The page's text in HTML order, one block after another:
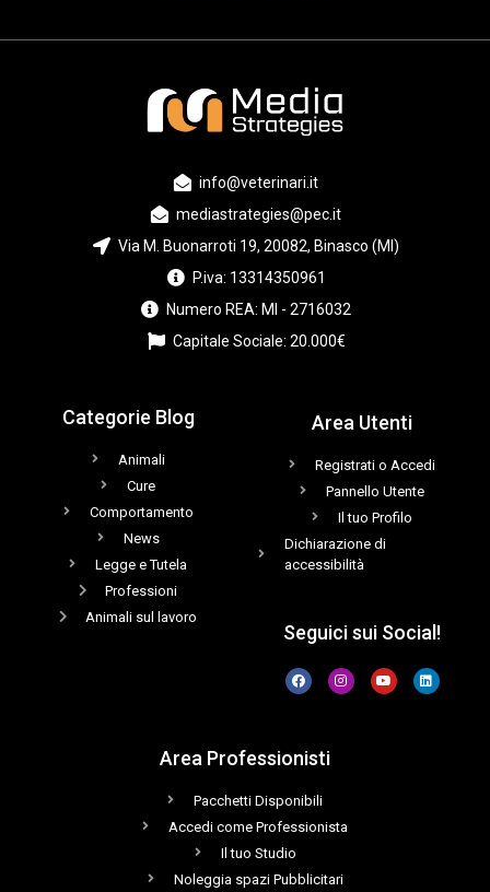
info@veterinari.it
mediastrategies@pec.it
Via M. Buonarroti 19, 20082, Binasco (MI)
P.iva: 13314350961
Numero REA: MI - 2716032
Capitale Sociale: 20.000€
Categorie Blog
Animali
Cure
Comportamento
News
Legge e Tutela
Professioni
Animali sul lavoro
Area Utenti
Registrati o Accedi
Pannello Utente
Il tuo Profilo
Dichiarazione di
accessibilità
Seguici sui Social!
Area Professionisti
Pacchetti Disponibili
Accedi come Professionista
Il tuo Studio
Noleggia spazi Pubblicitari